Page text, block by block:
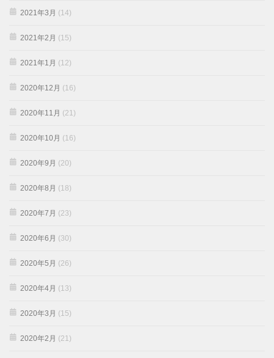
2021年3月 (14)
2021年2月 (15)
2021年1月 (12)
2020年12月 (16)
2020年11月 (21)
2020年10月 (16)
2020年9月 (20)
2020年8月 (18)
2020年7月 (23)
2020年6月 (30)
2020年5月 (26)
2020年4月 (13)
2020年3月 (15)
2020年2月 (21)